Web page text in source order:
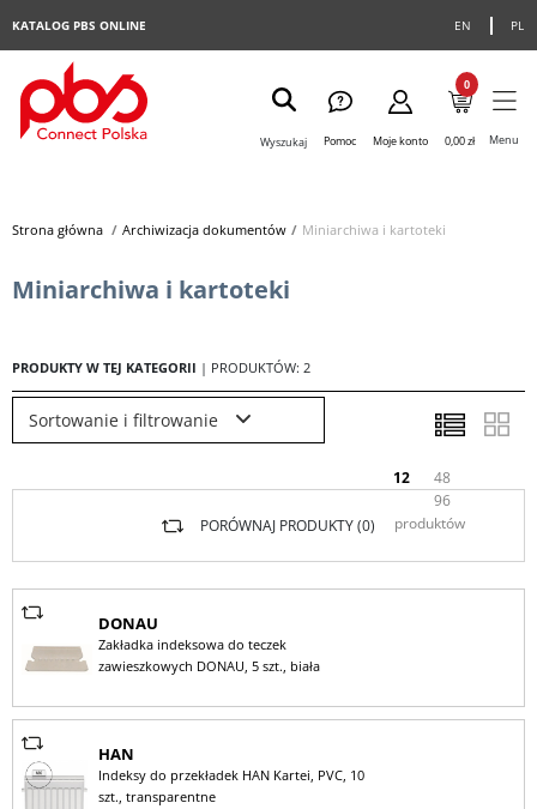
EN PL
KATALOG PBS ONLINE
Wyszukaj Pomoc Moje konto
0
0,00 zł Menu
Strona główna> Archiwizacja dokumentów> Miniarchiwa i kartoteki
Miniarchiwa i kartoteki
PRODUKTY W TEJ KATEGORII | PRODUKTÓW: 2
Sortowanie i filtrowanie
12
48
96
produktów
PORÓWNAJ PRODUKTY (0)
DONAU
Zakładka indeksowa do teczek
zawieszkowych DONAU, 5 szt., biała
HAN
Indeksy do przekładek HAN Kartei, PVC, 10
szt., transparentne